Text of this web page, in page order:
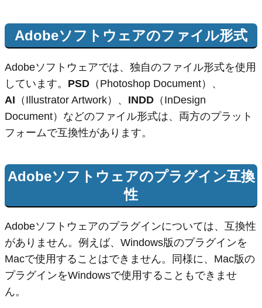
Adobeソフトウェアのファイル形式
Adobeソフトウェアでは、独自のファイル形式を使用
しています。 PSD （Photoshop Document）、
AI （Illustrator Artwork）、 INDD （InDesign
Document）などのファイル形式は、両方のプラット
フォームで互換性があります。
Adobeソフトウェアのプラグイン互換
性
Adobeソフトウェアのプラグインについては、互換性
がありません。例えば、Windows版のプラグインを
Macで使用することはできません。同様に、Mac版の
プラグインをWindowsで使用することもできませ
ん。